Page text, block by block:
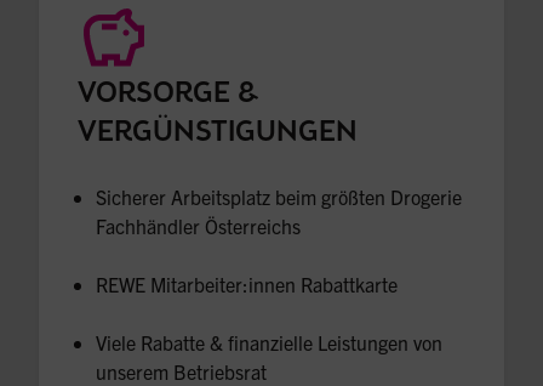
VORSORGE &
VERGÜNSTIGUNGEN
Sicherer Arbeitsplatz beim größten Drogerie
REWE Mitarbeiter:innen Rabattkarte
Viele Rabatte & finanzielle Leistungen von
unserem Betriebsrat